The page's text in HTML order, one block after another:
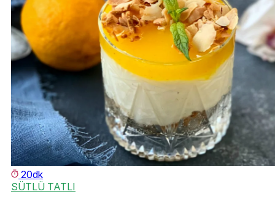
20dk
SÜTLÜ TATLI